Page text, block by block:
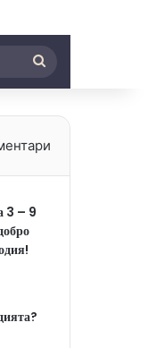
3 – 9